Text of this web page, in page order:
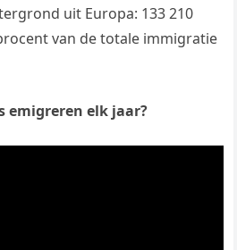
uit Europa: 133 210
van de totale immigratie
emigreren elk jaar?